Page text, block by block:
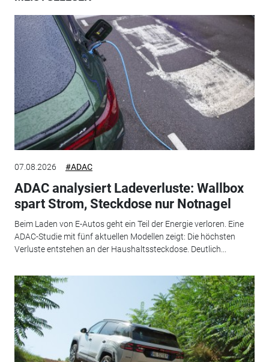
07.08.2026 #ADAC
ADAC analysiert Ladeverluste: Wallbox
spart Strom, Steckdose nur Notnagel
Beim Laden von E-Autos geht ein Teil der Energie verloren. Eine
ADAC-Studie mit fünf aktuellen Modellen zeigt: Die höchsten
Verluste entstehen an der Haushaltssteckdose. Deutlich...